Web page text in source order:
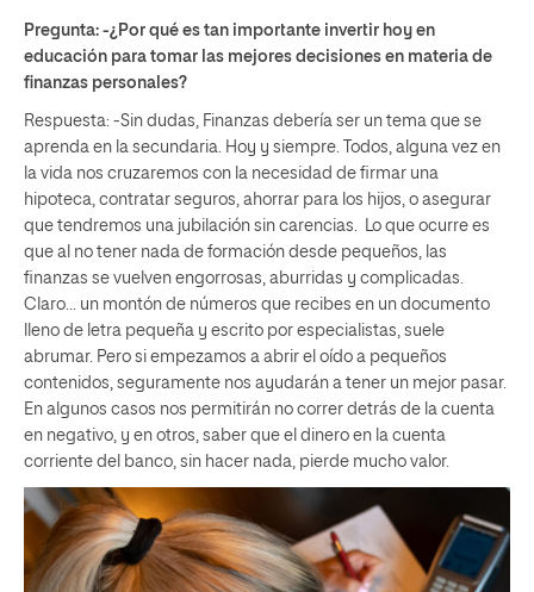
Pregunta: -¿Por qué es tan importante invertir hoy en
educación para tomar las mejores decisiones en materia de
finanzas personales?
Respuesta: -Sin dudas, Finanzas debería ser un tema que se
aprenda en la secundaria. Hoy y siempre. Todos, alguna vez en
la vida nos cruzaremos con la necesidad de firmar una
hipoteca, contratar seguros, ahorrar para los hijos, o asegurar
que tendremos una jubilación sin carencias. Lo que ocurre es
que al no tener nada de formación desde pequeños, las
finanzas se vuelven engorrosas, aburridas y complicadas.
Claro… un montón de números que recibes en un documento
lleno de letra pequeña y escrito por especialistas, suele
abrumar. Pero si empezamos a abrir el oído a pequeños
contenidos, seguramente nos ayudarán a tener un mejor pasar.
En algunos casos nos permitirán no correr detrás de la cuenta
en negativo, y en otros, saber que el dinero en la cuenta
corriente del banco, sin hacer nada, pierde mucho valor.